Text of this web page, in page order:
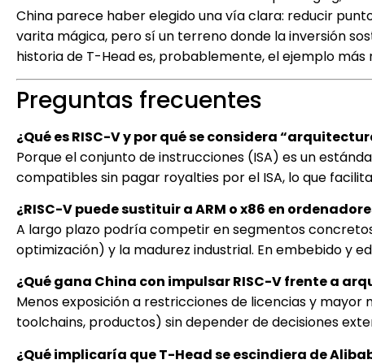
China parece haber elegido una vía clara: reducir
varita mágica, pero sí un terreno donde la inversión
historia de T-Head es, probablemente, el ejemplo
Preguntas frecuentes
¿Qué es RISC-V y por qué se considera
Porque el conjunto de instrucciones (ISA) es un
compatibles sin pagar royalties por el ISA, lo que
¿RISC-V puede sustituir a ARM o x86 en
A largo plazo podría competir en segmentos
optimización) y la madurez industrial. En embebido y
¿Qué gana China con impulsar RISC-V frente a
Menos exposición a restricciones de licencias y
toolchains, productos) sin depender de decisiones
¿Qué implicaría que T-Head se escindiera de